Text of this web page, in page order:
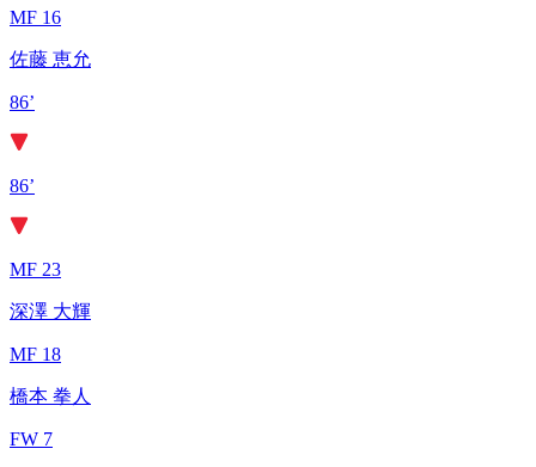
MF 16
佐藤 恵允
86’
86’
MF 23
深澤 大輝
MF 18
橋本 拳人
FW 7